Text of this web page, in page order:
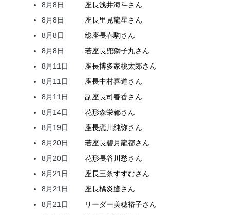
8月8日
座長浅井海斗さん
8月8日
座長里見龍星さん
8月8日
総座長春駒さん
8月8日
若座長兜獅子丸さん
8月11日
座長博多家桃太郎さん
8月11日
座長中村喜道さん
8月11日
副座長司春香さん
8月14日
花形森栄都さん
8月19日
座長恋川純弥さん
8月20日
若座長碧月龍都さん
8月20日
花形長谷川愁さん
8月21日
座長三条すすむさん
8月21日
座長橘炎鷹さん
8月21日
リーダー美穂裕子さん